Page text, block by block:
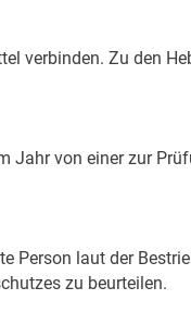
verbinden. Zu den
Jahr von einer zur
Person laut der
zu beurteilen.